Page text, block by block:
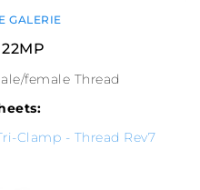
GALERIE
female Thread
Clamp - Thread Rev7